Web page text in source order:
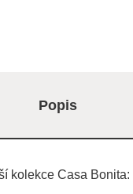
Popis
kolekce Casa